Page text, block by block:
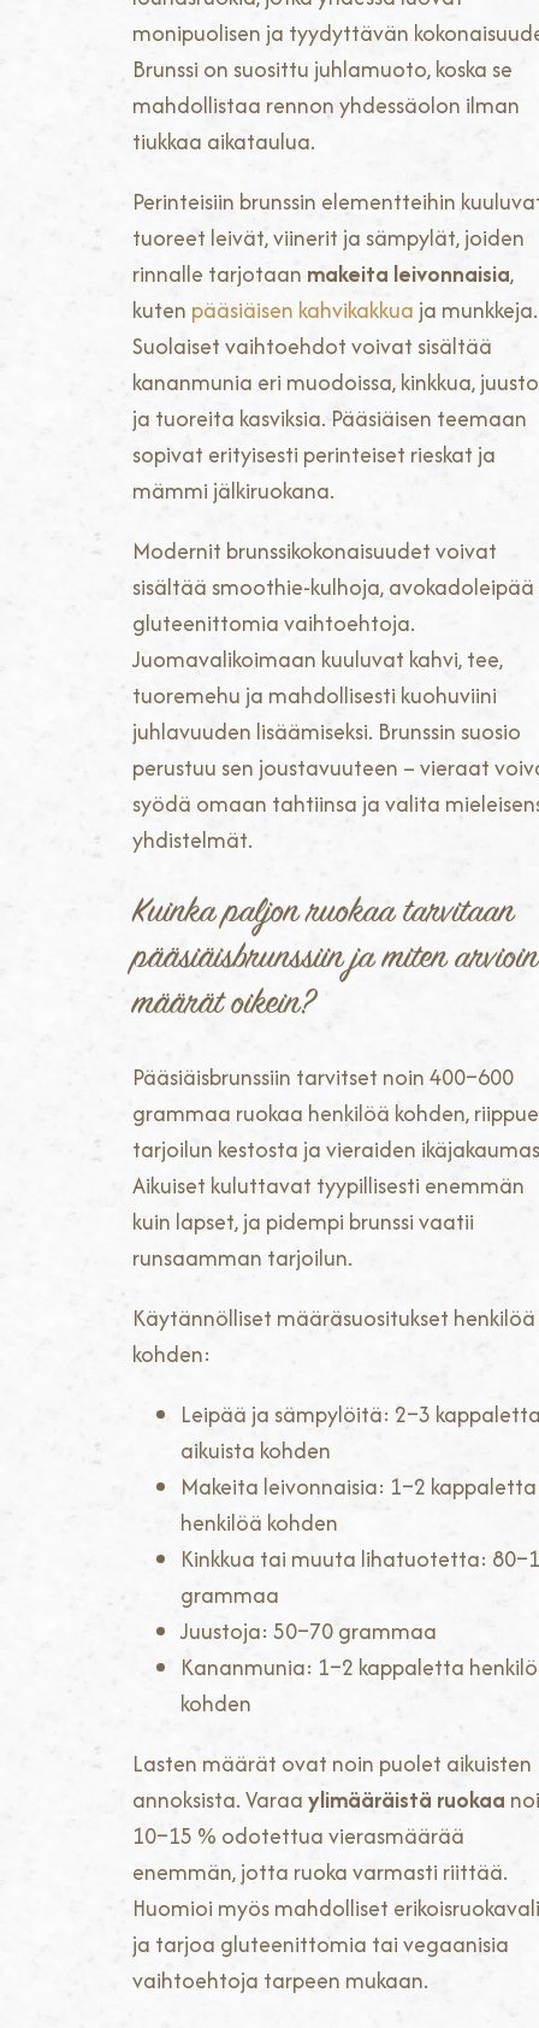
monipuolisen ja tyydyttävän
Brunssi on suosittu juhlamuoto, koska se
mahdollistaa rennon yhdessäolon ilman
tiukkaa aikataulua.
Perinteisiin brunssin elementteihin
tuoreet leivät, viinerit ja sämpylät, joiden
rinnalle tarjotaan makeita leivonnaisia,
kuten pääsiäisen kahvikakkua ja munkkeja.
Suolaiset vaihtoehdot voivat sisältää
kananmunia eri muodoissa, kinkkua,
ja tuoreita kasviksia. Pääsiäisen teemaan
sopivat erityisesti perinteiset rieskat ja
mämmi jälkiruokana.
Modernit brunssikokonaisuudet voivat
sisältää smoothie-kulhoja,
gluteenittomia vaihtoehtoja.
Juomavalikoimaan kuuluvat kahvi, tee,
tuoremehu ja mahdollisesti kuohuviini
juhlavuuden lisäämiseksi. Brunssin suosio
perustuu sen joustavuuteen – vieraat
syödä omaan tahtiinsa ja valita
yhdistelmät.
Kuinka paljon ruokaa tarvitaan
pääsiäisbrunssiin ja miten arvioin
määrät oikein?
Pääsiäisbrunssiin tarvitset noin 400–600
grammaa ruokaa henkilöä kohden,
tarjoilun kestosta ja vieraiden
Aikuiset kuluttavat tyypillisesti enemmän
kuin lapset, ja pidempi brunssi vaatii
runsaamman tarjoilun.
Käytännölliset määräsuositukset henkilöä
kohden:
Leipää ja sämpylöitä: 2–3
aikuista kohden
Makeita leivonnaisia: 1–2 kappaletta
henkilöä kohden
Kinkkua tai muuta lihatuotetta:
grammaa
Juustoja: 50–70 grammaa
Kananmunia: 1–2 kappaletta
kohden
Lasten määrät ovat noin puolet aikuisten
annoksista. Varaaylimääräistä ruokaa
10–15 % odotettua vierasmäärää
enemmän, jotta ruoka varmasti riittää.
Huomioi myös mahdolliset
ja tarjoa gluteenittomia tai vegaanisia
vaihtoehtoja tarpeen mukaan.